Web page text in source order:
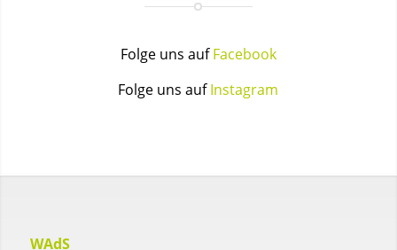
Folge uns aufFacebook
Folge uns aufInstagram
WAdS